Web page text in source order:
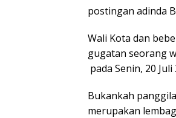
postingan adinda
Wali Kota dan
gugatan seorang
pada Senin, 20 Juli
Bukankah
merupakan